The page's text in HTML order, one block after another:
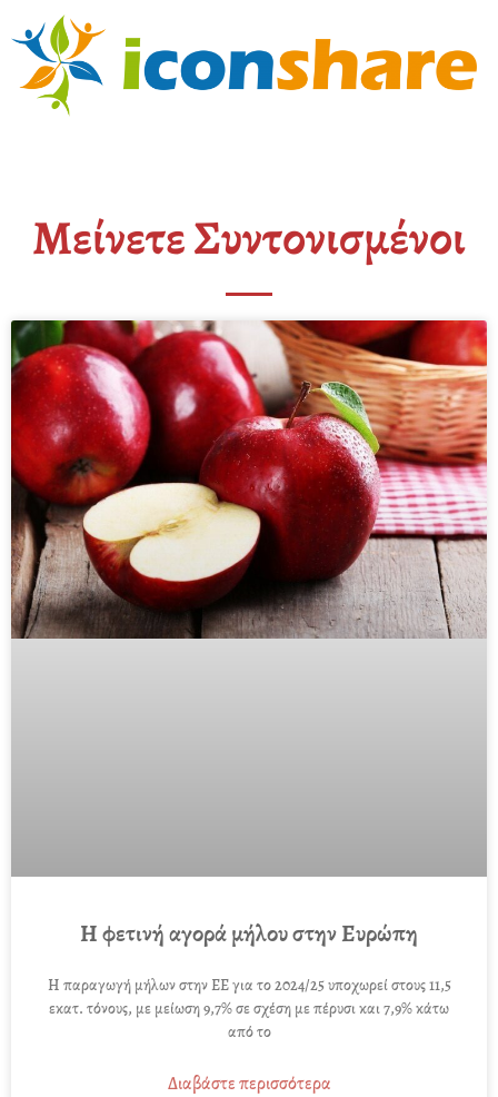
Μείνετε Συντονισμένοι
Η φετινή αγορά μήλου στην Ευρώπη
Η παραγωγή μήλων στην ΕΕ για το 2024/25 υποχωρεί στους 11,5
εκατ. τόνους, με μείωση 9,7% σε σχέση με πέρυσι και 7,9% κάτω
από το
Διαβάστε περισσότερα